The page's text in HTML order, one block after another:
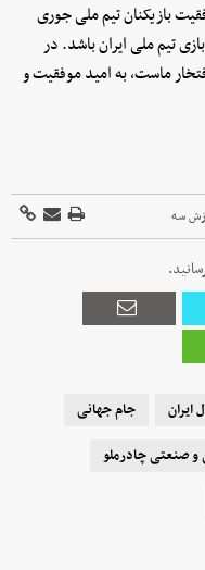
موفقیت بازیکنان تیم ملی جوری
تیم ملی ایران باشد. در
ماست، به امید موفقیت و
سه
ایران
جام جهانی
صنعتی چادرملو